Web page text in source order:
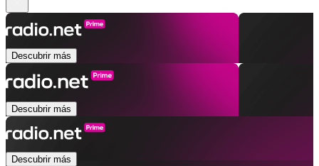
Descubrir más
Descubrir más
Descubrir más